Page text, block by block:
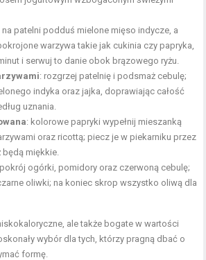
na patelni podduś mielone mięso indycze, a
warzywa takie jak cukinia czy papryka,
i serwuj to danie obok brązowego ryżu.
: rozgrzej patelnię i podsmaż cebulę;
indyka oraz jajka, doprawiając całość
uznania.
: kolorowe papryki wypełnij mieszanką
oraz ricottą; piecz je w piekarniku przez
będą miękkie.
ogórki, pomidory oraz czerwoną cebulę;
oliwki; na koniec skrop wszystko oliwą dla
ale także bogate w wartości
wybór dla tych, którzy pragną dbać o
formę.